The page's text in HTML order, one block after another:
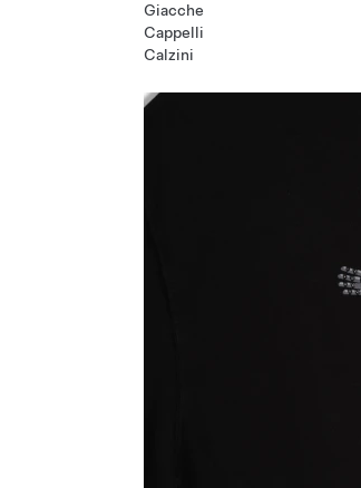
Giacche
Cappelli
Calzini